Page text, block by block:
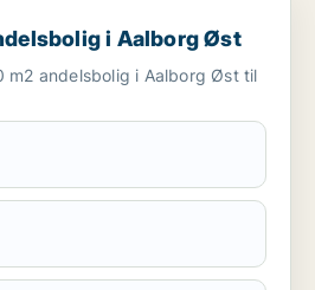
i Aalborg Øst
i Aalborg Øst
m2 andelsbolig i Aalborg Øst til